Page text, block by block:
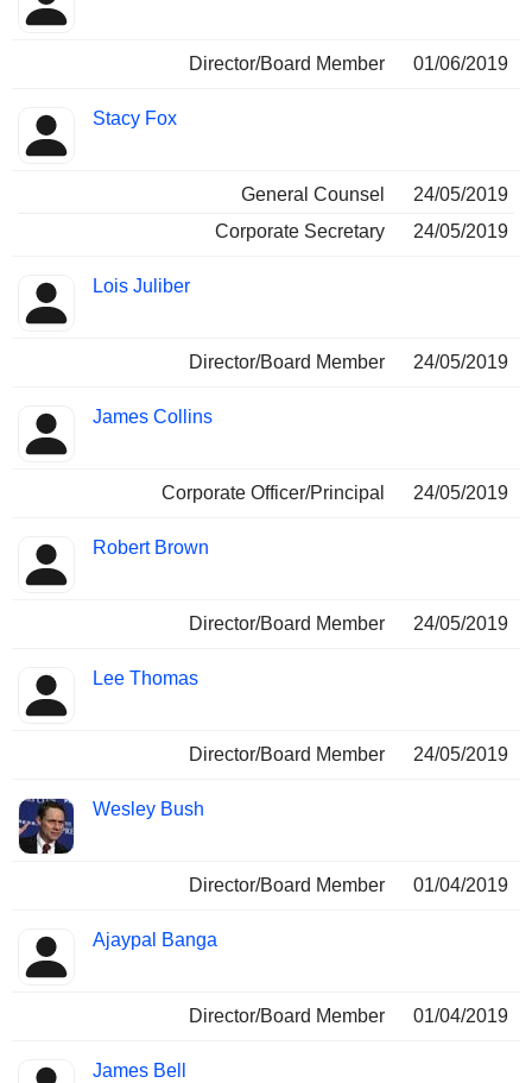
Director/Board Member 01/06/2019
Stacy Fox
General Counsel
24/05/2019
Corporate Secretary
24/05/2019
Lois Juliber
Director/Board Member 24/05/2019
James Collins
Corporate Officer/Principal 24/05/2019
Robert Brown
Director/Board Member 24/05/2019
Lee Thomas
Director/Board Member 24/05/2019
Wesley Bush
Director/Board Member 01/04/2019
Ajaypal Banga
Director/Board Member 01/04/2019
James Bell